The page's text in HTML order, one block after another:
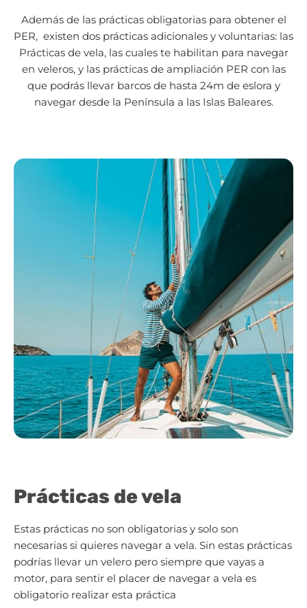
Además de las prácticas obligatorias para obtener el
PER, existen dos prácticas adicionales y voluntarias: las
Prácticas de vela, las cuales te habilitan para navegar
en veleros, y las prácticas de ampliación PER con las
que podrás llevar barcos de hasta 24m de eslora y
navegar desde la Península a las Islas Baleares.
Prácticas de vela
Estas prácticas no son obligatorias y solo son
necesarias si quieres navegar a vela. Sin estas prácticas
podrías llevar un velero pero siempre que vayas a
motor, para sentir el placer de navegar a vela es
obligatorio realizar esta práctica